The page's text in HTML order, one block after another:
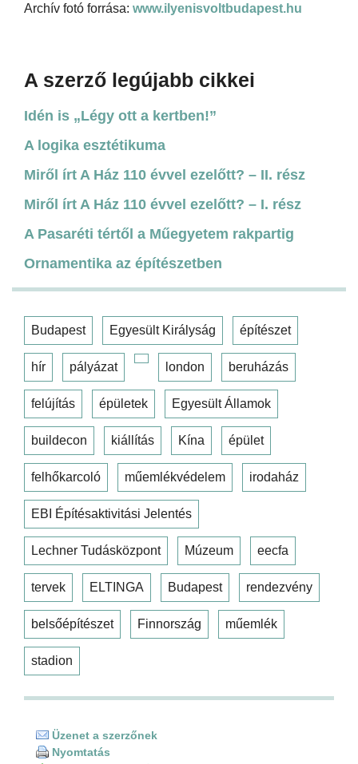
Archív fotó forrása: www.ilyenisvoltbudapest.hu
A szerző legújabb cikkei
Idén is „Légy ott a kertben!”
A logika esztétikuma
Miről írt A Ház 110 évvel ezelőtt? – II. rész
Miről írt A Ház 110 évvel ezelőtt? – I. rész
A Pasaréti tértől a Műegyetem rakpartig
Ornamentika az építészetben
Budapest Egyesült Királyság építészet
hír pályázat london beruházás
felújítás épületek Egyesült Államok
buildecon kiállítás Kína épület
felhőkarcoló műemlékvédelem irodaház
EBI Építésaktivitási Jelentés
Lechner Tudásközpont Múzeum eecfa
tervek ELTINGA Budapest rendezvény
belsőépítészet Finnország műemlék
stadion
Üzenet a szerzőnek
Nyomtatás